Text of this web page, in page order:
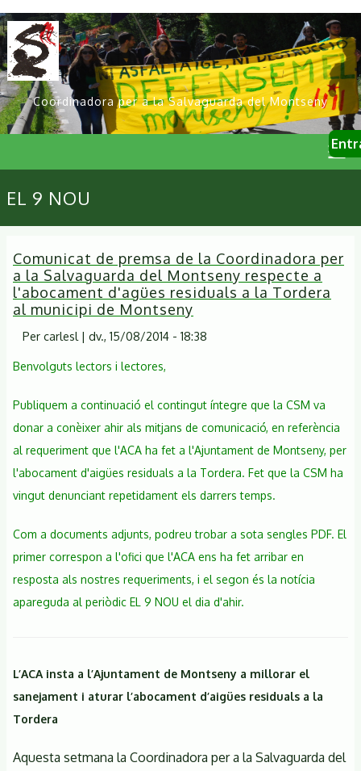
Vés
al
contingut
Coordinadora per a la Salvaguarda del Montseny
User
Primary
links
EL 9 NOU
Comunicat de premsa de la Coordinadora per
a la Salvaguarda del Montseny respecte a
l'abocament d'agües residuals a la Tordera
al municipi de Montseny
Per carlesl | dv., 15/08/2014 - 18:38
Benvolguts lectors i lectores,
Publiquem a continuació el contingut íntegre que la CSM va
donar a conèixer ahir als mitjans de comunicació, en referència
al requeriment que l'ACA ha fet a l'Ajuntament de Montseny, per
l'abocament d'aigües residuals a la Tordera. Fet que la CSM ha
vingut denunciant repetidament els darrers temps.
Com a documents adjunts, podreu trobar a sota sengles PDF. El
primer correspon a l'ofici que l'ACA ens ha fet arribar en
resposta als nostres requeriments, i el segon és la notícia
apareguda al periòdic EL 9 NOU el dia d'ahir.
L’ACA insta a l’Ajuntament de Montseny a millorar el
sanejament i aturar l’abocament d’aigües residuals a la
Tordera
Aquesta setmana la Coordinadora per a la Salvaguarda del